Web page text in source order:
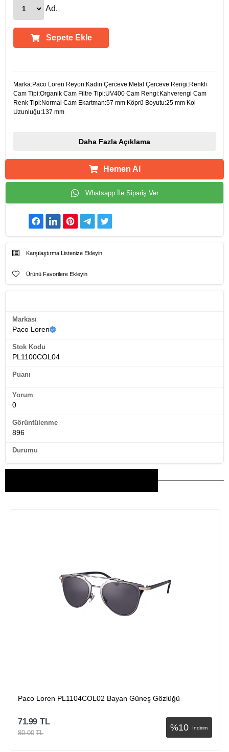
Ad.
Sepete Ekle
Marka:Paco Loren Reyon:Kadın Çerceve:Metal Çerceve Rengi:Renkli
Cam Tipi:Organik Cam Filtre Tipi:UV400 Cam Rengi:Kahverengi Cam
Renk Tipi:Normal Cam Ekartman:57 mm Köprü Boyutu:25 mm Kol
Uzunluğu:137 mm
Daha Fazla Açıklama
Hemen Al
Whatsapp İle Sipariş Ver
Karşılaştırma Listenize Ekleyin
Ürünü Favorilere Ekleyin
Markası
Paco Loren
Stok Kodu
PL1100COL04
Puanı
Yorum
0
Görüntülenme
896
Durumu
Paco Loren PL1104COL02 Bayan Güneş Gözlüğü
%10 İndirim
71.99 TL
80.00 TL